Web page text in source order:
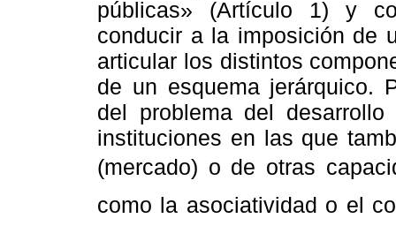
públicas» (Artículo 1) y
conducir a la imposición de
articular los distintos
de un esquema jerárquico.
del problema del
instituciones en las que
(mercado) o de otras
como la asociatividad o el